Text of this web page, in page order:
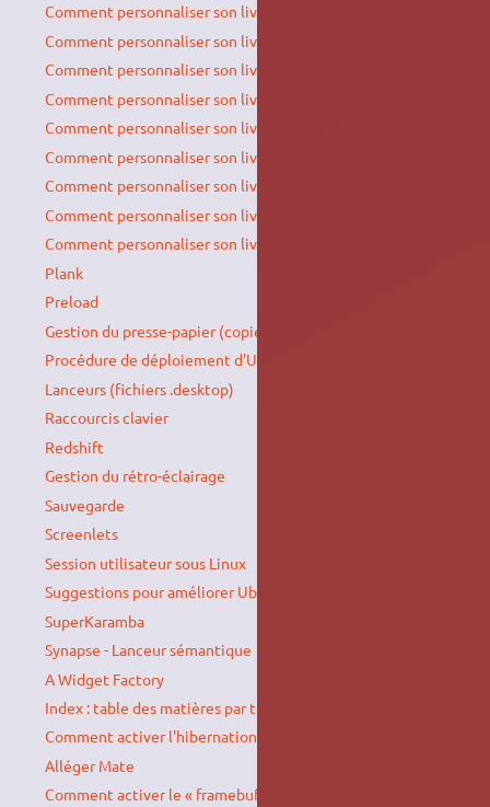
Comment personnaliser son live CD Ubuntu
Comment personnaliser son live CD Ubuntu 18.04
Comment personnaliser son live CD Ubuntu 20.04
Comment personnaliser son live CD Ubuntu 22.04
Comment personnaliser son live CD Ubuntu 24.04
Comment personnaliser son live CD Ubuntu 18.04 AMD64
Comment personnaliser son live CD Xubuntu 18.04 AMD64
Comment personnaliser son live CD Xubuntu 18.04 i386
Comment personnaliser son live CD Ubuntu
Plank
Preload
Gestion du presse-papier (copier-coller)
Procédure de déploiement d'Ubuntu en entreprise
Lanceurs (fichiers .desktop)
Raccourcis clavier
Redshift
Gestion du rétro-éclairage
Sauvegarde
Screenlets
Session utilisateur sous Linux
Suggestions pour améliorer Ubuntu
SuperKaramba
Synapse - Lanceur sémantique
A Widget Factory
Index : table des matières par thèmes
Comment activer l'hibernation
Alléger Mate
Comment activer le « framebuffer » ?